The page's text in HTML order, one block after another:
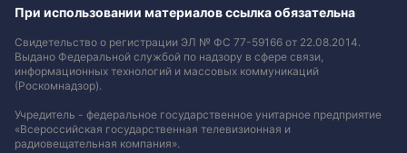
При использовании материалов ссылка обязательна
Свидетельство о регистрации ЭЛ № ФС 77-59166 от 22.08.2014.
Выдано Федеральной службой по надзору в сфере связи,
информационных технологий и массовых коммуникаций
(Роскомнадзор).
Учредитель - федеральное государственное унитарное предприятие
«Всероссийская государственная телевизионная и
радиовещательная компания».